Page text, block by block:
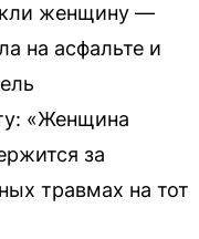
женщину —
на асфальте и
«Женщина
за
травмах на тот